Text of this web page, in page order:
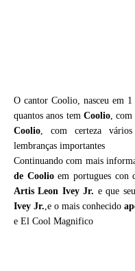
O cantor Coolio, nasceu em 1
quantos anos tem Coolio, com
Coolio, com certeza
lembranças importantes
Continuando com mais
de Coolioem portugues con
Artis Leon Ivey Jr. e que
Ivey Jr.,e o mais conhecido
e El Cool Magnifico